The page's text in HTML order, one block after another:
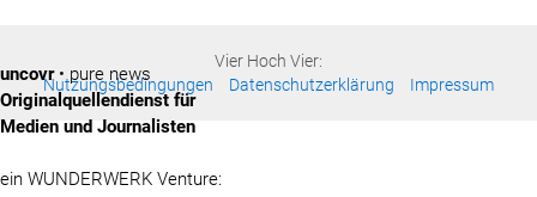
Vier Hoch Vier:
Nutzungsbedingungen
Datenschutzerklärung Impressum
uncovr• pure news
Originalquellendienst für
Medien und Journalisten
ein WUNDERWERK Venture: